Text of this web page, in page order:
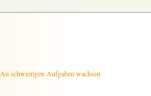
An schwierigen Aufgaben wachsen